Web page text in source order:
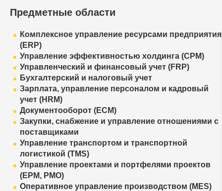
Предметные области
Комплексное управление ресурсами предприятия
(ERP)
Управление эффективностью холдинга (CPM)
Управленческий и финансовый учет (FRP)
Бухгалтерский и налоговый учет
Зарплата, управление персоналом и кадровый
учет (HRM)
Документооборот (ECM)
Закупки, снабжение и управление отношениями с
поставщиками
Управление транспортом и транспортной
логистикой (TMS)
Управление проектами и портфелями проектов
(EPM, PMO)
Оперативное управление производством (MES)